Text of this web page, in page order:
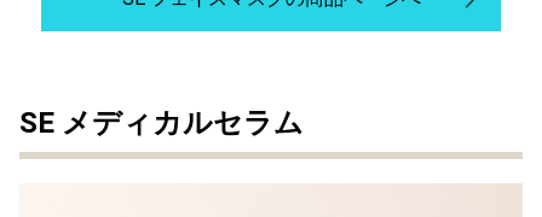
SE メディカルセラム